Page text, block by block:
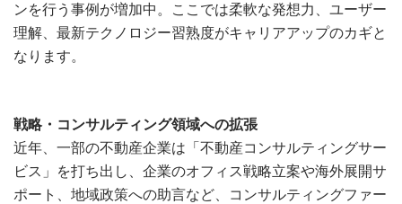
ンを行う事例が増加中。ここでは柔軟な発想力、ユーザー
理解、最新テクノロジー習熟度がキャリアアップのカギと
なります。
戦略・コンサルティング領域への拡張
近年、一部の不動産企業は「不動産コンサルティングサー
ビス」を打ち出し、企業のオフィス戦略立案や海外展開サ
ポート、地域政策への助言など、コンサルティングファー